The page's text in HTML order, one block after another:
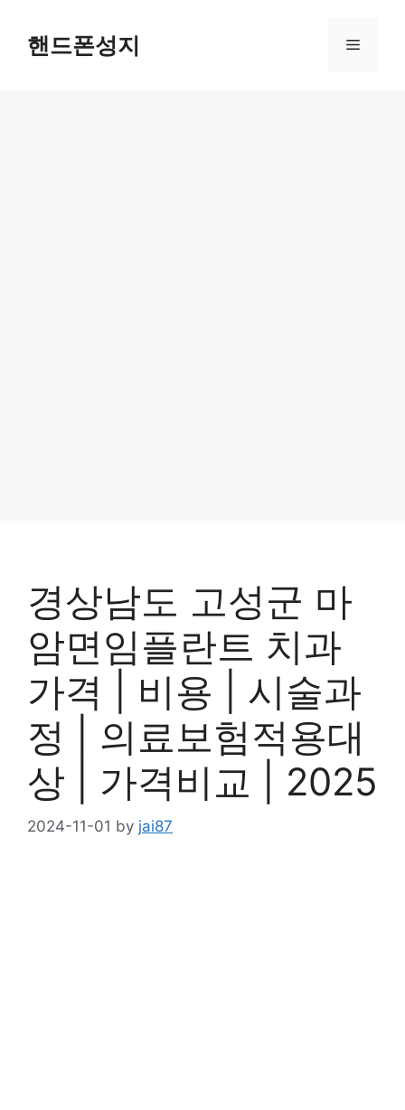
content핸드폰성지 Menu
경상남도 고성군 마
암면임플란트 치과
가격 | 비용 | 시술과
정 | 의료보험적용대
상 | 가격비교 | 2025
2024-11-01 by jai87